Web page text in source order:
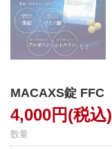
MACAXS錠 FFC
4,000円(税込)
数量